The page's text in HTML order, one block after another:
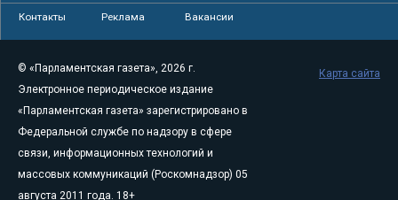
Контакты Реклама Вакансии
© «Парламентская газета», 2026 г.
Электронное периодическое издание
«Парламентская газета» зарегистрировано в
Федеральной службе по надзору в сфере
связи, информационных технологий и
массовых коммуникаций (Роскомнадзор) 05
августа 2011 года. 18+
Карта сайта